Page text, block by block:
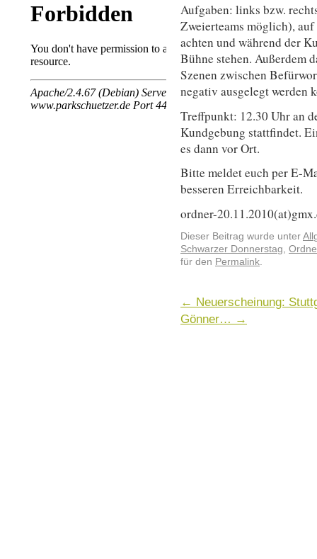
Aufgaben: links bzw.
Zweierteams möglich),
achten und während der
Bühne stehen. Außerdem
Szenen zwischen
negativ ausgelegt werden
Treffpunkt: 12.30 Uhr an
Kundgebung stattfindet.
es dann vor Ort.
Bitte meldet euch per E-
besseren Erreichbarkeit.
ordner-
Dieser Beitrag wurde unter
Schwarzer Donnerstag
für den Permalink
← Neuerscheinung:
Gönner… →